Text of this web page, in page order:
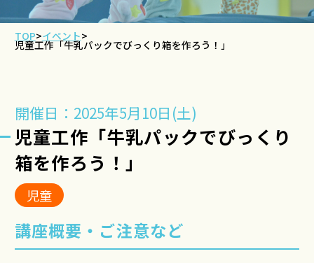
TOP>イベント>
児童工作「牛乳パックでびっくり箱を作ろう！」
開催日：2025年5月10日(土)
児童工作「牛乳パックでびっくり
箱を作ろう！」
児童
講座概要・ご注意など